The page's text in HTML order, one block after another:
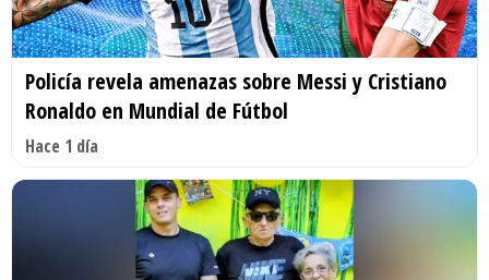
Policía revela amenazas sobre Messi y Cristiano
Ronaldo en Mundial de Fútbol
Hace 1 día